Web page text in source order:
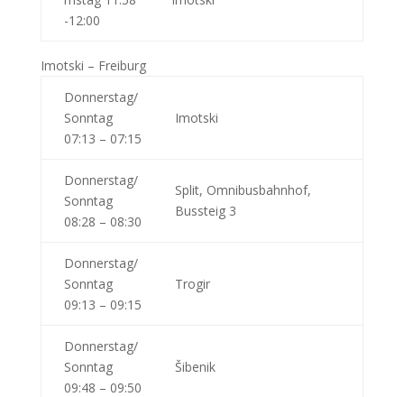
-12:00
Imotski – Freiburg
Donnerstag/
Sonntag
07:13 – 07:15
Imotski
Donnerstag/
Sonntag
08:28 – 08:30
Split, Omnibusbahnhof,
Bussteig 3
Donnerstag/
Sonntag
09:13 – 09:15
Trogir
Donnerstag/
Sonntag
09:48 – 09:50
Šibenik